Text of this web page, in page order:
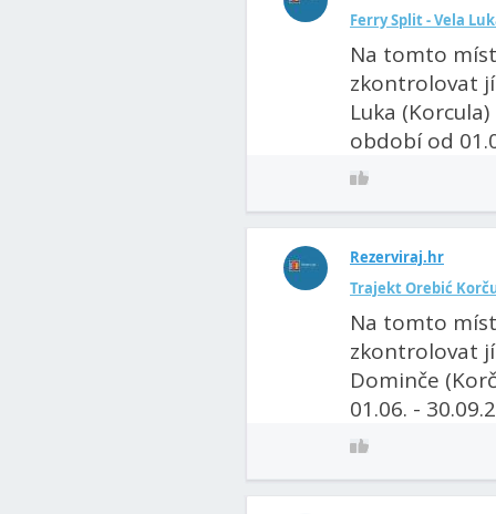
Ferry Split - Vela
Na tomto
zkontrolovat
Luka
období od
Rezerviraj.hr
Trajekt Orebić
Na tomto
zkontrolovat
Dominče
01.06. -